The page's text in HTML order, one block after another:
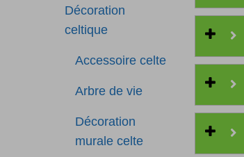
Décoration
celtique
Accessoire celte
Arbre de vie
Décoration
murale celte